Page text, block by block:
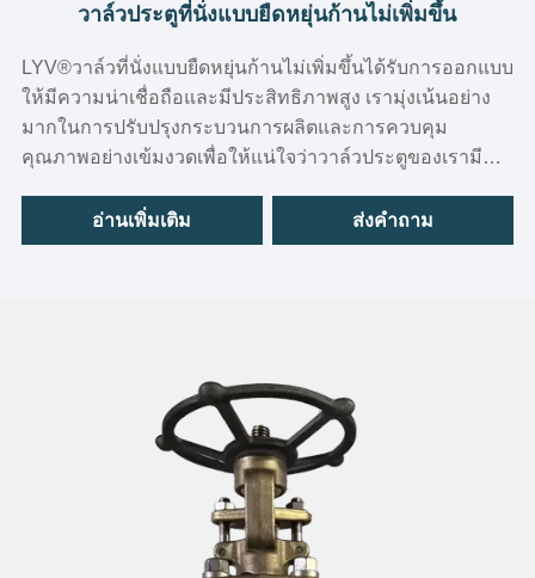
วาล์วประตูที่นั่งแบบยืดหยุ่นก้านไม่เพิ่มขึ้น
LYV®วาล์วที่นั่งแบบยืดหยุ่นก้านไม่เพิ่มขึ้นได้รับการออกแบบ
ให้มีความน่าเชื่อถือและมีประสิทธิภาพสูง เรามุ่งเน้นอย่าง
มากในการปรับปรุงกระบวนการผลิตและการควบคุม
คุณภาพอย่างเข้มงวดเพื่อให้แน่ใจว่าวาล์วประตูของเรามี
อ่านเพิ่มเติม
ส่งคำถาม